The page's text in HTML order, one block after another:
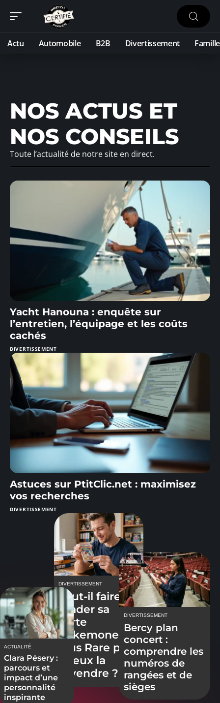
Actu Automobile B2B Divertissement Famille
NOS ACTUS ET
NOS CONSEILS
Toute l’actualité de notre site en direct.
Yacht Hanouna : enquête sur
l’entretien, l’équipage et les coûts
cachés
DIVERTISSEMENT
Astuces sur PtitClic.net : maximisez
vos recherches
DIVERTISSEMENT
DIVERTISSEMENT
Faut-il faire
grader sa
carte
pokemone les
plus Rare pour
mieux la
revendre ?
DIVERTISSEMENT
Bercy plan
concert :
comprendre les
numéros de
rangées et de
sièges
ACTUALITÉ
Clara Pésery :
parcours et
impact d’une
personnalité
inspirante